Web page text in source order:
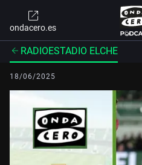
ondacero.es
RADIOESTADIO ELCHE
18/06/2025